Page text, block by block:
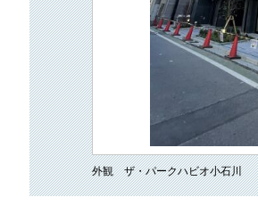
外観 ザ・パークハビオ小石川